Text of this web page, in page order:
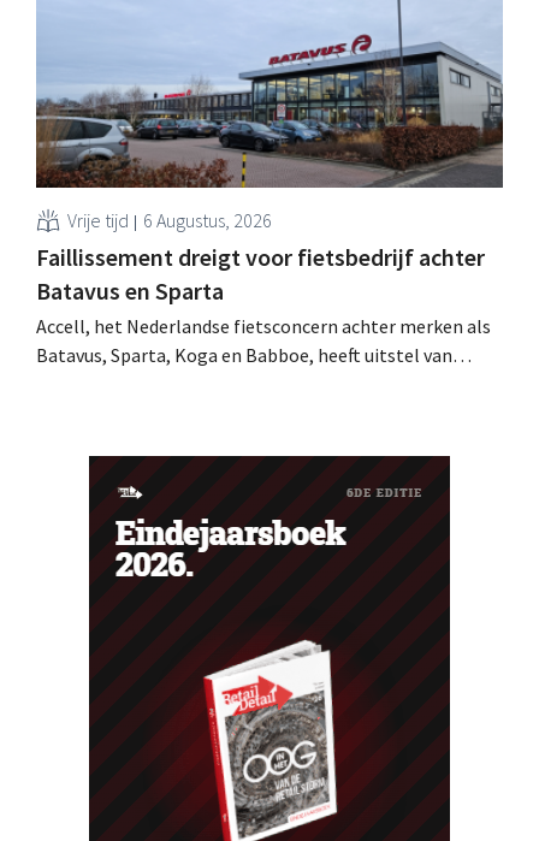
Vrije tijd 6 Augustus, 2026
Faillissement dreigt voor fietsbedrijf achter
Batavus en Sparta
Accell, het Nederlandse fietsconcern achter merken als
Batavus, Sparta, Koga en Babboe, heeft uitstel van